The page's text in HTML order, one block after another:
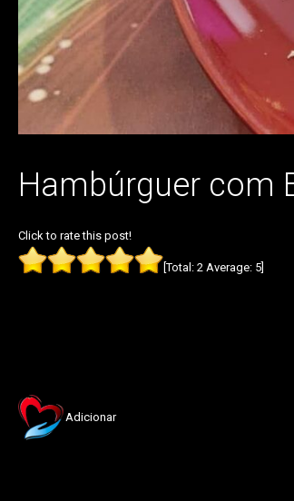
Hambúrguer com
Click to rate this post!
[Total: 2 Average: 5
Adicionar